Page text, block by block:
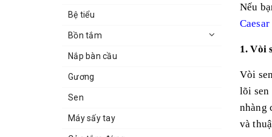
Nếu
Caesar
1. Vòi
Vòi
lõi sen
nhàng
và
Bệ tiểu
Bồn tắm
Nắp bàn cầu
Gương
Sen
Máy sấy tay